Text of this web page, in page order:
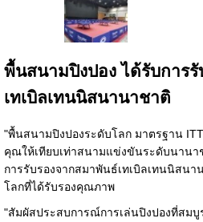
พื้นสนามปิงปอง ได้รับการ
เทเบิลเทนนิสนานาชาติ
"พื้นสนามปิงปองระดับโลก มาตรฐาน
คุณให้เทียบเท่าสนามแข่งขันระดับนาน
การรับรองจากสมาพันธ์เทเบิลเทนนิสน
โลกที่ได้รับรองคุณภาพ
"สัมผัสประสบการณ์การเล่นปิงปองที่สม